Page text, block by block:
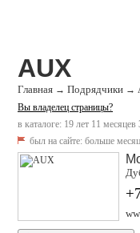
AUX
Главная → Подрядчики →
Вы владелец страницы?
в каталоге: 19 лет 11 месяцев
был на сайте: больше